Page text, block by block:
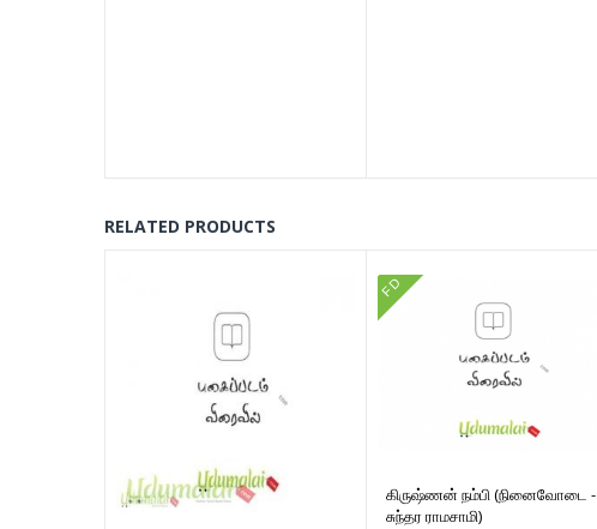
RELATED PRODUCTS
FD
கிருஷ்ணன் நம்பி (நினைவோடை -
சுந்தர ராமசாமி)